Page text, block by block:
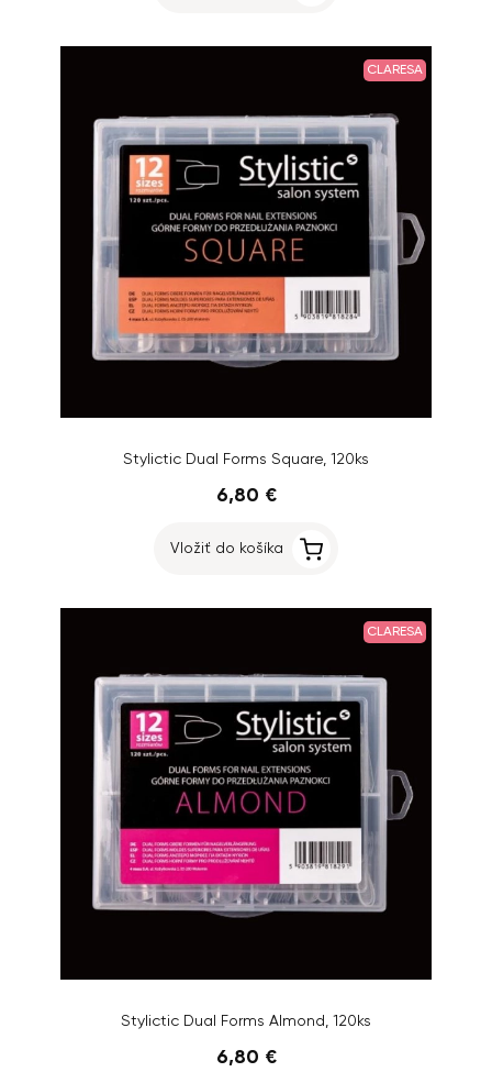
CLARESA
Stylictic Dual Forms Square, 120ks
6,80 €
Vložiť do košíka
CLARESA
Stylictic Dual Forms Almond, 120ks
6,80 €